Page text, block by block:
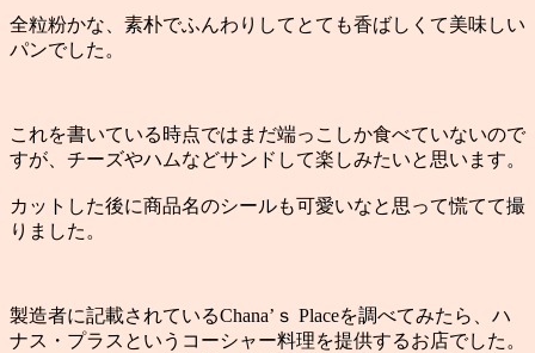
全粒粉かな、素朴でふんわりしてとても香ばしくて美味しい
パンでした。
これを書いている時点ではまだ端っこしか食べていないので
すが、チーズやハムなどサンドして楽しみたいと思います。
カットした後に商品名のシールも可愛いなと思って慌てて撮
りました。
製造者に記載されているChana’ｓ Placeを調べてみたら、ハ
ナス・プラスというコーシャー料理を提供するお店でした。